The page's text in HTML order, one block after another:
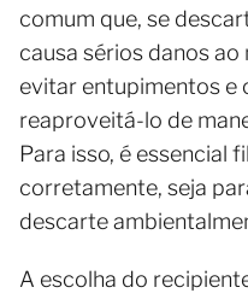
comum que, se
causa sérios danos
evitar entupimentos e
reaproveitá-lo de
Para isso, é essencial
corretamente, seja
descarte
A escolha do